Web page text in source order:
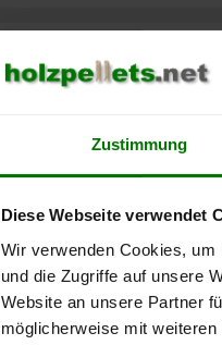
Zustimmung
Diese Webseite verwendet
Wir verwenden Cookies,
und die Zugriffe auf unsere
Website an unsere Partner
möglicherweise mit
gibt es?
Lieferzeit der Pellets?
APP
schon